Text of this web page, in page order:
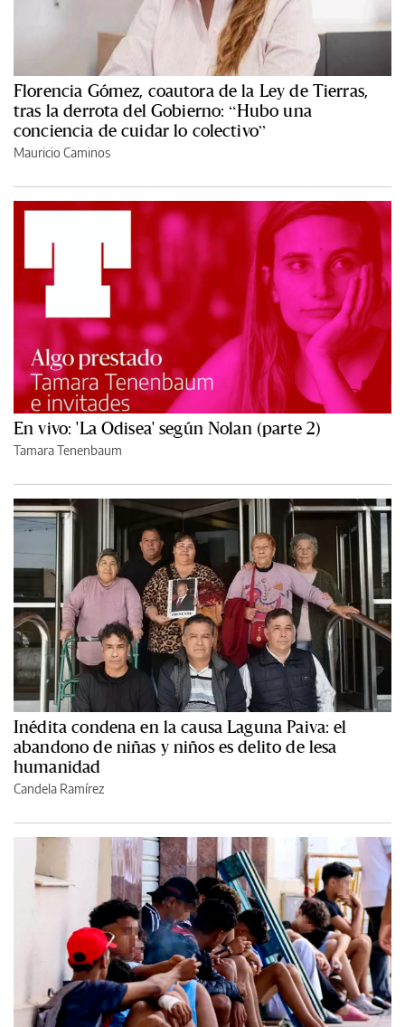
Florencia Gómez, coautora de la Ley de Tierras,
tras la derrota del Gobierno: “Hubo una
conciencia de cuidar lo colectivo”
Mauricio Caminos
En vivo: 'La Odisea' según Nolan (parte 2)
Tamara Tenenbaum
Inédita condena en la causa Laguna Paiva: el
abandono de niñas y niños es delito de lesa
humanidad
Candela Ramírez